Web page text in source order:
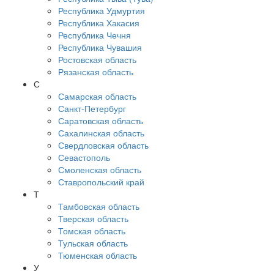
Республика Удмуртия
Республика Хакасия
Республика Чечня
Республика Чувашия
Ростовская область
Рязанская область
С
Самарская область
Санкт-Петербург
Саратовская область
Сахалинская область
Свердловская область
Севастополь
Смоленская область
Ставропольский край
Т
Тамбовская область
Тверская область
Томская область
Тульская область
Тюменская область
У